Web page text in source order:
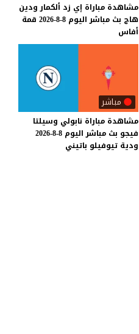
مشاهدة مباراة إي زد ألكمار ودين
هاج بث مباشر اليوم 8-8-2026
قمة
أفاس
مباشر
مشاهدة مباراة نابولي وسيلتا
فيجو بث مباشر اليوم 8-8-2026
ودية تيوفيلو باتيني